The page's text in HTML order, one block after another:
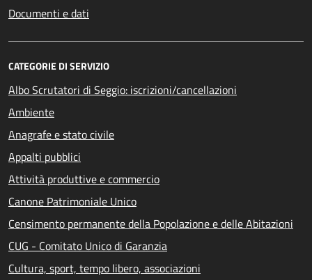
Documenti e dati
CATEGORIE DI SERVIZIO
Albo Scrutatori di Seggio: iscrizioni/cancellazioni
Ambiente
Anagrafe e stato civile
Appalti pubblici
Attività produttive e commercio
Canone Patrimoniale Unico
Censimento permanente della Popolazione e delle Abitazioni
CUG - Comitato Unico di Garanzia
Cultura, sport, tempo libero, associazioni